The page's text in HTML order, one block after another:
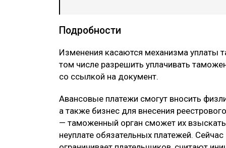
Подробности
Изменения касаются механизма уплаты
том числе разрешить уплачивать
со ссылкой на документ.
Авансовые платежи смогут вносить
а также бизнес для внесения
— таможенный орган сможет их
неуплате обязательных платежей.